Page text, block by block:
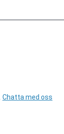
Chatta med oss